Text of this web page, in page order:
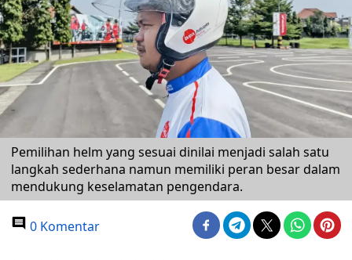
Pemilihan helm yang sesuai dinilai menjadi salah satu
langkah sederhana namun memiliki peran besar dalam
mendukung keselamatan pengendara.
0 Komentar